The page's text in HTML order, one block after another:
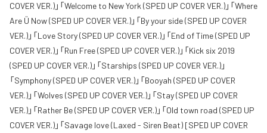
COVER VER.)」「Welcome to New York (SPED UP COVER VER.)」「Where
Are Ü Now (SPED UP COVER VER.)」「By your side (SPED UP COVER
VER.)」「Love Story (SPED UP COVER VER.)」「End of Time (SPED UP
COVER VER.)」「Run Free (SPED UP COVER VER.)」「Kick six 2019
(SPED UP COVER VER.)」「Starships (SPED UP COVER VER.)」
「Symphony (SPED UP COVER VER.)」「Booyah (SPED UP COVER
VER.)」「Wolves (SPED UP COVER VER.)」「Stay (SPED UP COVER
VER.)」「Rather Be (SPED UP COVER VER.)」「Old town road (SPED UP
COVER VER.)」「Savage love (Laxed - Siren Beat) [SPED UP COVER